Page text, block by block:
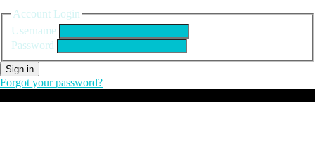
Account Login
Username
Password
Sign in
Forgot your password?